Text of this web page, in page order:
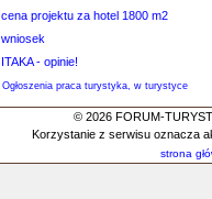
cena projektu za hotel 1800 m2
wniosek
ITAKA - opinie!
Ogłoszenia praca turystyka, w turystyce
© 2026 FORUM-
Korzystanie z serwisu oznacza
strona